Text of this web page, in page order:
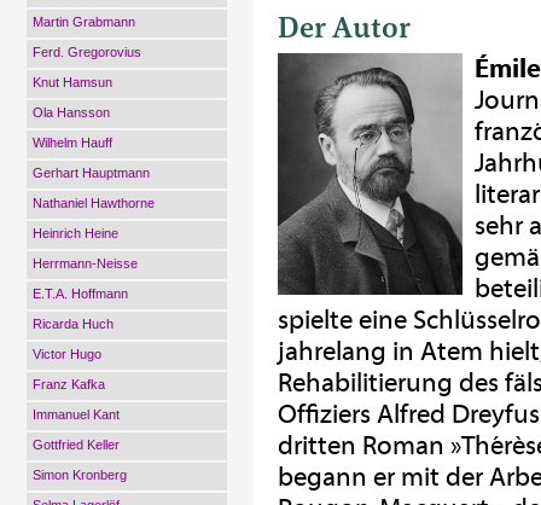
Martin Grabmann
Ferd. Gregorovius
Knut Hamsun
Ola Hansson
Wilhelm Hauff
Gerhart Hauptmann
Nathaniel Hawthorne
Heinrich Heine
Herrmann-Neisse
E.T.A. Hoffmann
Ricarda Huch
Victor Hugo
Franz Kafka
Immanuel Kant
Gottfried Keller
Simon Kronberg
Der Autor
sehr
spielte eine
jahrelang in Atem
Rehabilitierung des
Offiziers Alfred
dritten Roman
begann er mit der